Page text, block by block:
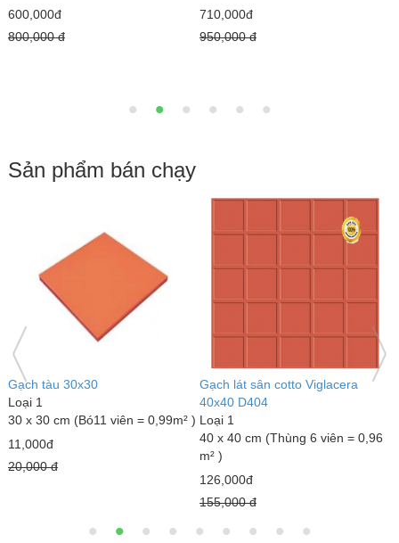
400 x 270 x 330 mm
298,000đ
Bồn Tiểu nam giá rẻ Minh Long
410*290 mm
Sản phẩm bán chạy
Gạch đỏ lát sân Gốm Mỹ
Loại 1
40 x 40 cm (Thùng 6 viên = 0,96
m² )
18,000đ
Gạch lát sân tráng men Mikado
GLM4040MX
Loại 1
40 x 40 cm (Thùng 6 viên = 0,96
m² )
23,000đ
25,000 đ